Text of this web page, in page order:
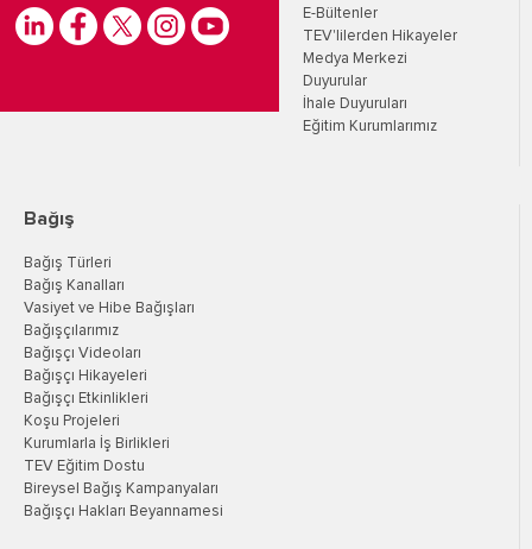
E-Bültenler
TEV'lilerden Hikayeler
Medya Merkezi
Duyurular
İhale Duyuruları
Eğitim Kurumlarımız
Bağış
Bağış Türleri
Bağış Kanalları
Vasiyet ve Hibe Bağışları
Bağışçılarımız
Bağışçı Videoları
Bağışçı Hikayeleri
Bağışçı Etkinlikleri
Koşu Projeleri
Kurumlarla İş Birlikleri
TEV Eğitim Dostu
Bireysel Bağış Kampanyaları
Bağışçı Hakları Beyannamesi